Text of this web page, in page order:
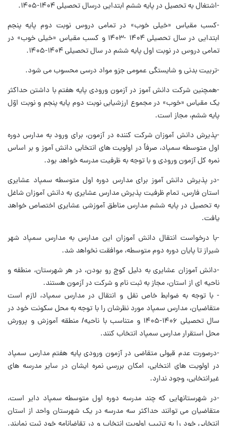
-اشتغال به تحصیل در پایه ششم ابتدایی درسال تحصیلی ۱۴۰۴-۱۴۰۵.
-کسب مقیاس «خیلی خوب» در تمامی دروس نوبت دوم پایه پنجم
ابتدایی در سال تحصیلی ۱۴۰۴ -۱۴۰۳ و کسب مقیاس «خیلی خوب» در
تمامی دروس در نوبت اول پایه ششم در سال تحصیلی ۱۴۰۴-۱۴۰۵.
-تربیت بدنی و شایستگی عمومی جزو مواد درسی محسوب می شود.
-همچنین شرکت دانش آموز در آزمون ورودی پایه هفتم با داشتن حداکثر
یک مقیاس «خوب» در مجموع ارزشیابی نوبت دوم پایه پنجم و نوبت اوّل
پایه ششم، مجاز است.
-پذیرش دانش آموزان شرکت کننده در آزمون، برای ورود به مدارس دوره
اول متوسطه سمپاد، صرفاً در اولویت های انتخابی دانش آموز و بر اساس
نمره کل آزمون ورودی و با توجه به ظرفیت مدرسه خواهد بود.
-در پذیرش دانش آموز برای مدارس دوره اول متوسطه سمپاد عشایری
استان فارس، تمام ظرفیت پذیرش مدارس عشایری به دانش آموزان شاغل
به تحصیل در پایه ششم مدارس مناطق آموزشی عشایری اختصاص خواهد
یافت.
-با درخواست انتقال دانش آموزان این مدارس به مدارس سمپاد شهر
شیراز تا پایان دوره دوم متوسطه، موافقت نخواهد شد.
-دانش آموزان عشایری به دلیل کوچ رو بودن، در هر شهرستان، منطقه و
ناحیه ای از استان، مجاز به ثبت نام و شرکت در آزمون هستند.
- با توجه به ضوابط خاص نقل و انتقال در مدارس سمپاد، لازم است
متقاضیان، مدارس سمپاد مورد نظرشان را با توجه به محل سکونت خود در
سال تحصیلی ۱۴۰۶-۱۴۰۵ و متناسب با ناحیه/ منطقه آموزش و پرورش
محل استقرار مدارس سمپاد انتخاب کنند.
-درصورت عدم قبولی متقاضی در آزمون ورودی پایه هفتم مدارس سمپاد
در اولویت های انتخابی، امکان بررسی نمره ایشان در سایر مدرسه های
غیرانتخابی، وجود ندارد.
-در شهرستانهایی که چند مدرسه دوره اول متوسطه سمپاد دایر است،
متقاضیان می توانند حداکثر سه مدرسه در یک شهرستان واحد از استان